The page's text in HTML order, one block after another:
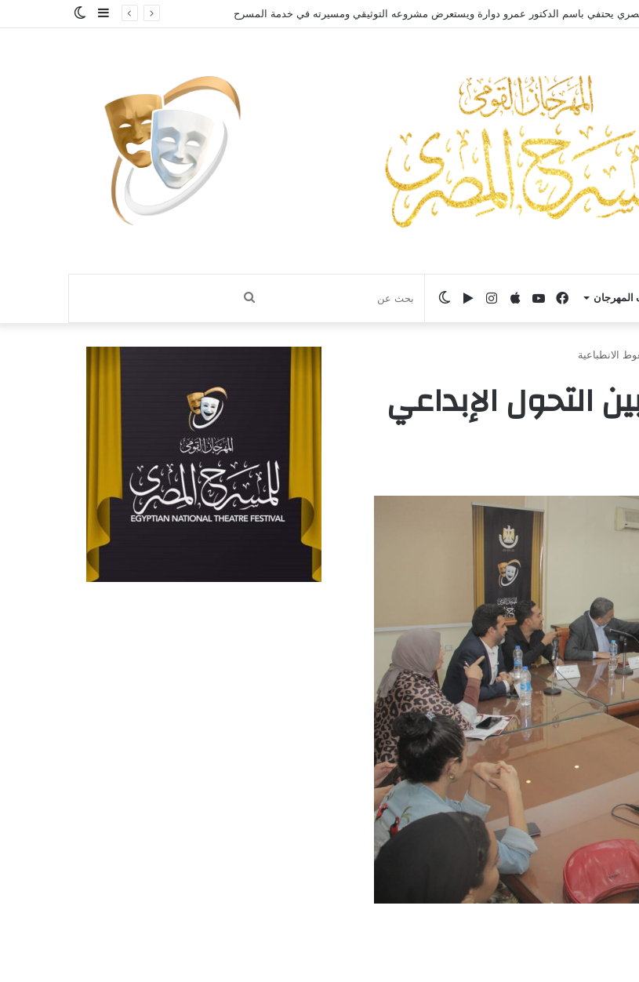
يحتفي بالفنان الكبير عبد العزيز مخيون ويستعيد تجربته الرائدة في المسرح الريفي
الوضعإضافة
المهرجان بحث
عن
الوضع‏Google
انستقرام يوتيوب
فيسبوك
الانطباعية
التحول الإبداعي